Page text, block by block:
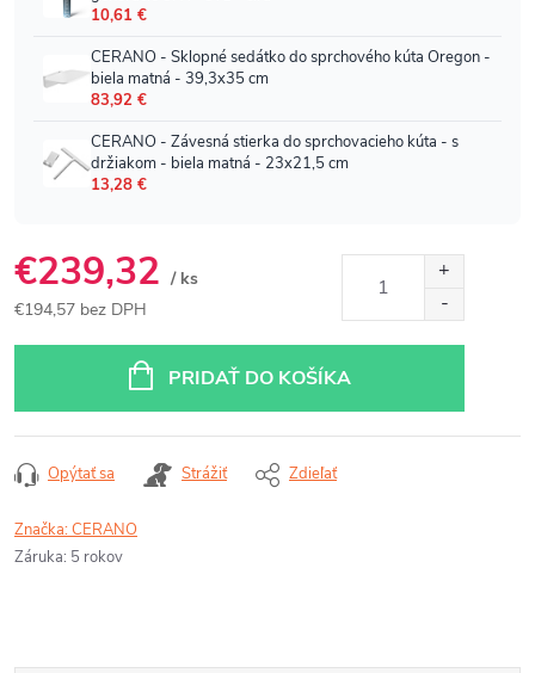
€239,32 / ks
€194,57 bez DPH
PRIDAŤ DO KOŠÍKA
Opýtať sa Strážiť Zdieľať
Značka:CERANO
Záruka: 5 rokov